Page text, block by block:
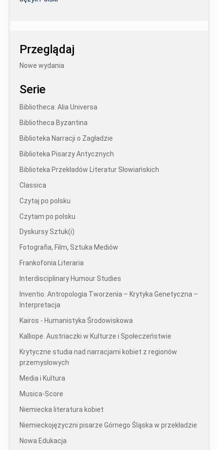
Przeglądaj
Nowe wydania
Serie
Bibliotheca: Alia Universa
Bibliotheca Byzantina
Biblioteka Narracji o Zagładzie
Biblioteka Pisarzy Antycznych
Biblioteka Przekładów Literatur Słowiańskich
Classica
Czytaj po polsku
Czytam po polsku
Dyskursy Sztuk(i)
Fotografia, Film, Sztuka Mediów
Frankofonia Literaria
Interdisciplinary Humour Studies
Inventio. Antropologia Tworzenia – Krytyka Genetyczna –
Interpretacja
Kairos - Humanistyka Środowiskowa
Kalliope. Austriaczki w Kulturze i Społeczeństwie
Krytyczne studia nad narracjami kobiet z regionów
przemysłowych
Media i Kultura
Musica-Score
Niemiecka literatura kobiet
Niemieckojęzyczni pisarze Górnego Śląska w przekładzie
Nowa Edukacja